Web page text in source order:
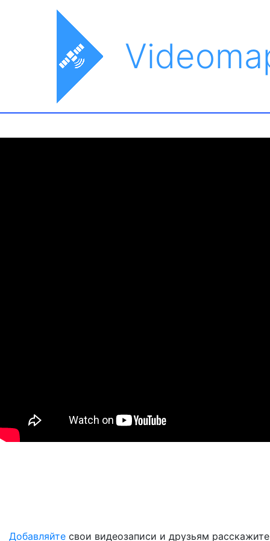
Добавляйте свои видеозаписи и друзьям